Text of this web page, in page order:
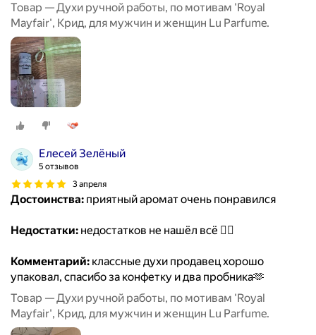
Товар — Духи ручной работы, по мотивам 'Royal
Mayfair', Крид, для мужчин и женщин Lu Parfume.
Елесей Зелёный
5 отзывов
3 апреля
Достоинства: приятный аромат очень понравился
Недостатки: недостатков не нашёл всё 👍🏻
Комментарий: классные духи продавец хорошо
упаковал, спасибо за конфетку и два пробника🫶
Товар — Духи ручной работы, по мотивам 'Royal
Mayfair', Крид, для мужчин и женщин Lu Parfume.